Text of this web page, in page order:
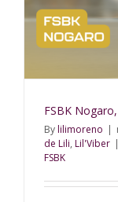
FSBK
Bylilimoreno |
de Lili, Lil'Viber |
FSBK